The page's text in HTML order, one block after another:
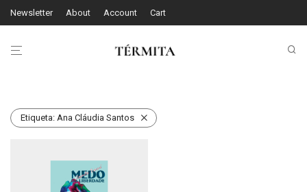
Newsletter About Account Cart
Etiqueta: Ana Cláudia Santos